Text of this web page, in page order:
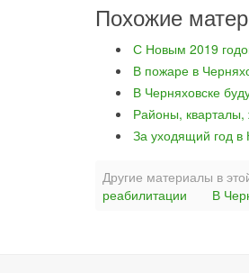
Похожие
С Новым 2019
В пожаре в
В Черняховске
Районы,
За уходящий год в
Другие материалы в
реабилитации
В